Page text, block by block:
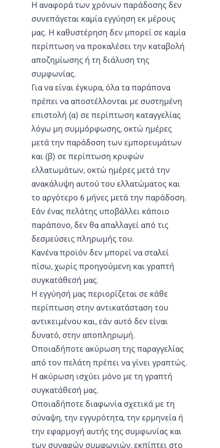
Η αναφορά των χρόνων παράδοσης δεν
συνεπάγεται καμία εγγύηση εκ μέρους
μας. Η καθυστέρηση δεν μπορεί σε καμία
περίπτωση να προκαλέσει την καταβολή
αποζημίωσης ή τη διάλυση της
συμφωνίας.
Για να είναι έγκυρα, όλα τα παράπονα
πρέπει να αποστέλλονται με συστημένη
επιστολή (α) σε περίπτωση καταγγελίας
λόγω μη συμμόρφωσης, οκτώ ημέρες
μετά την παράδοση των εμπορευμάτων
και (β) σε περίπτωση κρυφών
ελλατωμάτων, οκτώ ημέρες μετά την
ανακάλυψη αυτού του ελλατώματος και
το αργότερο 6 μήνες μετά την παράδοση.
Εάν ένας πελάτης υποβάλλει κάποιο
παράπονο, δεν θα απαλλαγεί από τις
δεσμεύσεις πληρωμής του.
Κανένα προϊόν δεν μπορεί να σταλεί
πίσω, χωρίς προηγούμενη και γραπτή
συγκατάθεσή μας.
Η εγγύησή μας περιορίζεται σε κάθε
περίπτωση στην αντικατάσταση του
αντικειμένου και, εάν αυτό δεν είναι
δυνατό, στην αποπληρωμή.
Οποιαδήποτε ακύρωση της παραγγελίας
από τον πελάτη πρέπει να γίνει γραπτώς.
Η ακύρωση ισχύει μόνο με τη γραπτή
συγκατάθεσή μας.
Οποιαδήποτε διαφωνία σχετικά με τη
σύναψη, την εγγυρότητα, την ερμηνεία ή
την εφαρμογή αυτής της συμφωνίας και
των συναφών συμφωνιών, εκπίπτει στο